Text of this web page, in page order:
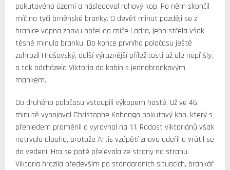
pokutového území a následoval rohový kop. Po něm skončil
míč na tyči brněnské branky. O devět minut později se z
hranice vápna znovu opřel do míče Ladra, jeho střela však
těsně minula branku. Do konce prvního poločasu ještě
zahrozil Hrošovský, další výraznější příležitosti už ale nepřišly,
a tak odcházela Viktoria do kabin s jednobrankovým
mankem.
Do druhého poločasu vstoupili výkopem hosté. Už ve 46.
minutě vybojoval Christophe Kabongo pokutový kop, který s
přehledem proměnil a vyrovnal na 1:1. Radost viktoriánů však
netrvala dlouho, protože Artis vzápětí znovu udeřil a vrátil se
do vedení. Hra se poté přelévala ze strany na stranu.
Viktoria hrozila především po standardních situacích, brankář